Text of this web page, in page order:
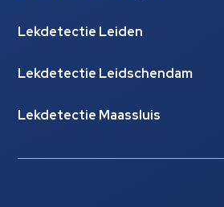
Lekdetectie Leiden
Lekdetectie Leidschendam
Lekdetectie Maassluis